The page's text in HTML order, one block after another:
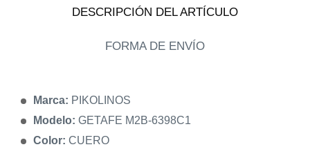
DESCRIPCIÓN DEL ARTÍCULO
FORMA DE ENVÍO
Marca: PIKOLINOS
Modelo: GETAFE M2B-6398C1
Color: CUERO